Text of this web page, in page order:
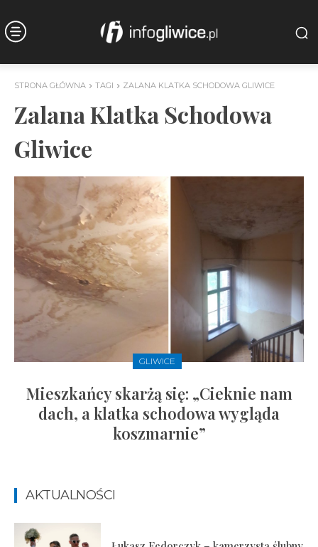
STRONA GŁÓWNA TAGI ZALANA KLATKA SCHODOWA GLIWICE
Zalana Klatka Schodowa
Gliwice
GLIWICE
Mieszkańcy skarżą się: „Cieknie nam
dach, a klatka schodowa wygląda
koszmarnie”
AKTUALNOŚCI